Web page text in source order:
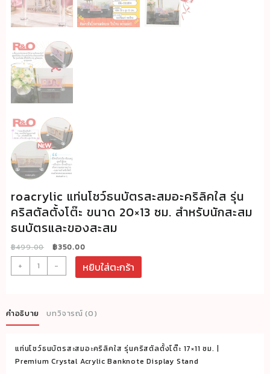
roacrylic แท่นโชว์ธนบัตรสะสมอะคริลิคใส รุ่น
คริสตัลตั้งโต๊ะ ขนาด 20×13 ซม. สำหรับนักสะสม
ธนบัตรและของสะสม
฿499.00
Original
price
was:
฿499.00.
฿350.00Current
price
is:
฿350.00.
+
จำนวน
roacrylic
โชว์
ธนบัตร
สมอ
- หยิบใส่ตะกร้า
คำอธิบาย บทวิจารณ์ (0)
แท่นโชว์ธนบัตรสะสมอะคริลิคใส รุ่นคริสตัลตั้งโต๊ะ 17×11 ซม. |
Premium Crystal Acrylic Banknote Display Stand